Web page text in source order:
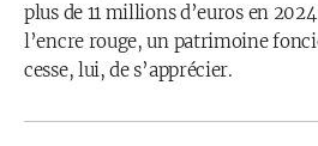
plus de 11 millions d’euros en
l’encre rouge, un patrimoine
cesse, lui, de s’apprécier.